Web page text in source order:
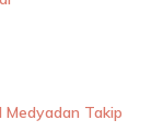
Medyadan Takip